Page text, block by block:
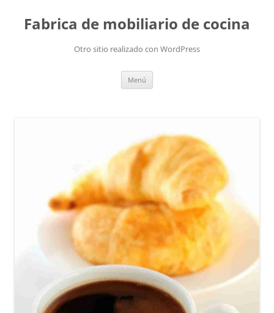
Fabrica de mobiliario de cocina
Otro sitio realizado con WordPress
Menú